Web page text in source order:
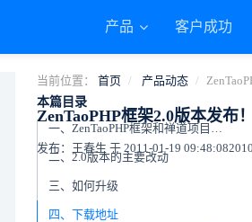
产品 客户成功
当前位置： 首页 产品动态
ZenTaoPHP框架2.0版本发布！
发布：王春生 于 2011-01-19 09:48:08
本篇目录
一、ZenTaoPHP框架和禅道项目管理软件的关系
二、2.0版本的主要改动
三、如何升级
四、下载地址